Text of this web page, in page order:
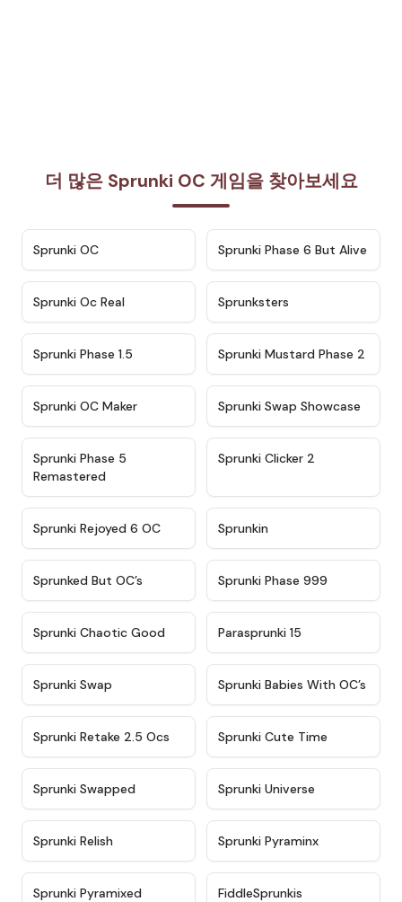
더 많은 Sprunki OC 게임을 찾아보세요
Sprunki OC ★ 4.9
Sprunki Phase 6 But Alive
Sprunki Oc Real Sprunksters
Sprunki Phase 1.5 ★ 4.4
Sprunki Mustard Phase 2
Sprunki OC Maker ★ 4.6
Sprunki Swap Showcase
Sprunki Phase 5
Remastered
Sprunki Clicker 2
★ 4.4
Sprunki Rejoyed 6 OC Sprunkin
Sprunked But OC’s Sprunki Phase 999
★ 4.7
Sprunki Chaotic Good Parasprunki 15
Sprunki Swap ★ 4.8
Sprunki Babies With OC’s
★ 4.6
Sprunki Retake 2.5 Ocs Sprunki Cute Time
Sprunki Swapped Sprunki Universe
Sprunki Relish Sprunki Pyraminx
Sprunki Pyramixed FiddleSprunkis